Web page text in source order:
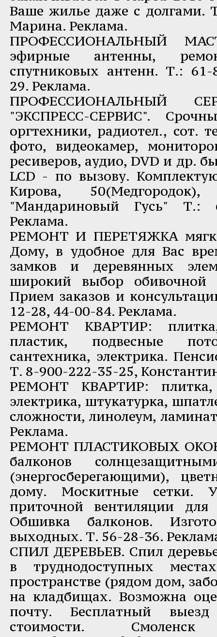
Ваше жилье даже с долгами.
Марина. Реклама.
ПРОФЕССИОНАЛЬНЫЙ
эфирные антенны,
спутниковых антенн. Т.: 61-
29. Реклама.
ПРОФЕССИОНАЛЬНЫЙ
"ЭКСПРЕСС-СЕРВИС".
оргтехники, радиотел., сот.
фото, видеокамер,
ресиверов, аудио, DVD и др.
LCD - по вызову.
Кирова,
"Мандариновый Гусь" Т.:
Реклама.
РЕМОНТ И ПЕРЕТЯЖКА
Дому, в удобное для Вас
замков и деревянных
широкий выбор обивочной
Прием заказов и
12-28, 44-00-84. Реклама.
РЕМОНТ КВАРТИР:
пластик, подвесные
сантехника, электрика.
Т. 8-900-222-35-25,
РЕМОНТ КВАРТИР: плитка,
электрика, штукатурка,
сложности, линолеум,
Реклама.
РЕМОНТ ПЛАСТИКОВЫХ
балконов
(энергосберегающими),
дому. Москитные сетки.
приточной вентиляции для
Обшивка балконов.
выходных. Т. 56-28-36.
СПИЛ ДЕРЕВЬЕВ. Спил
в труднодоступных
пространстве (рядом дом,
на кладбищах. Возможна
почту. Бесплатный
стоимости.